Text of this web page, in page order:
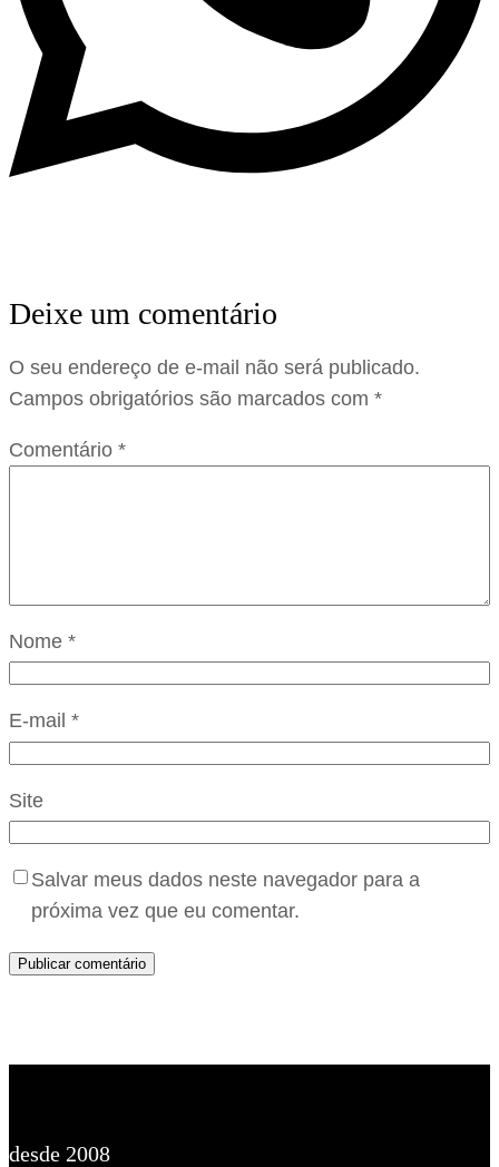
Deixe um comentário
O seu endereço de e-mail não será publicado.
Campos obrigatórios são marcados com *
Comentário *
Nome *
E-mail *
Site
Salvar meus dados neste navegador para a
próxima vez que eu comentar.
desde 2008